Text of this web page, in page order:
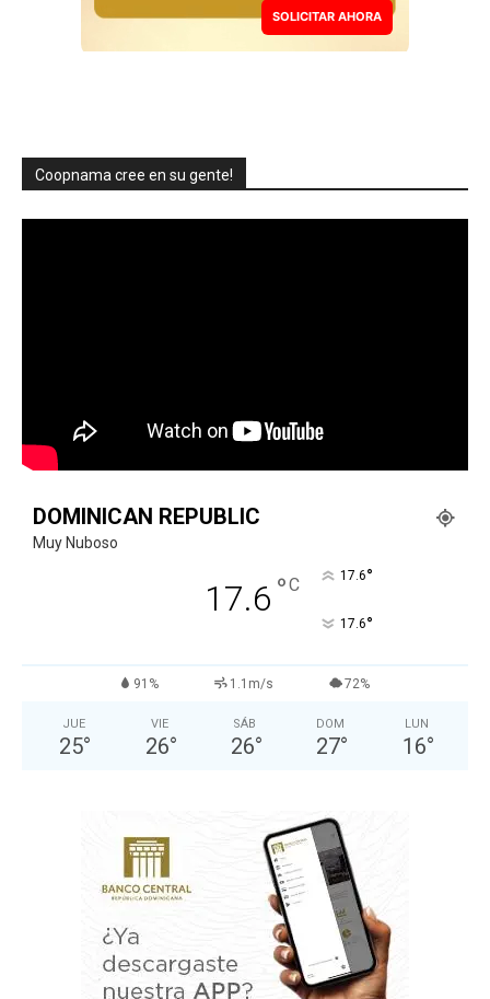
SOLICITAR AHORA
Coopnama cree en su gente!
DOMINICAN REPUBLIC
Muy Nuboso
17.6 °C 17.6°
17.6°
91% 1.1m/s 72%
JUE
25°
VIE
26°
SÁB
26°
DOM
27°
LUN
16°